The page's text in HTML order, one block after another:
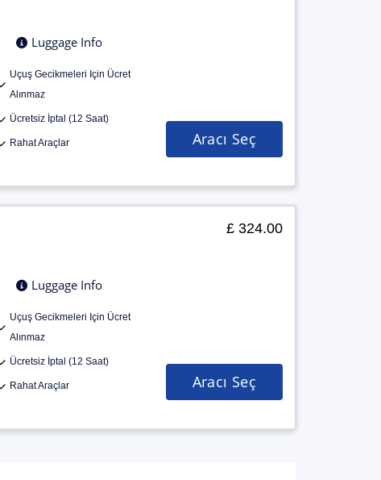
Luggage Info
Uçuş Gecikmeleri Için Ücret
Alınmaz
Ücretsiz İptal (12 Saat)
Rahat Araçlar Aracı Seç
Luggage Info
Uçuş Gecikmeleri Için Ücret
Alınmaz
Ücretsiz İptal (12 Saat)
Rahat Araçlar
£ 324.00
Aracı Seç